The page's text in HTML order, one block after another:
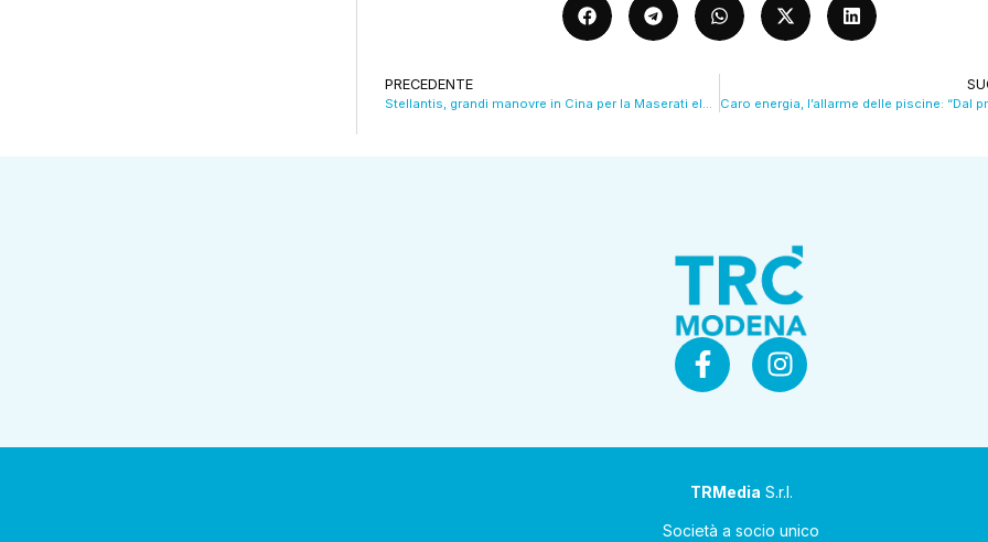
PRECEDENTE
Stellantis, grandi manovre in Cina per la Maserati elettrica VIDEO
TRMedia S.r.l.
Società a socio unico